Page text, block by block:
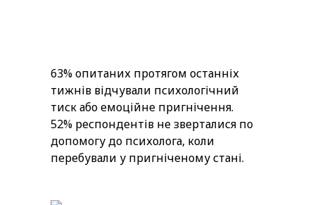
63% опитаних протягом останніх
тижнів відчували психологічний
тиск або емоційне пригнічення.
52% респондентів не зверталися по
допомогу до психолога, коли
перебували у пригніченому стані.